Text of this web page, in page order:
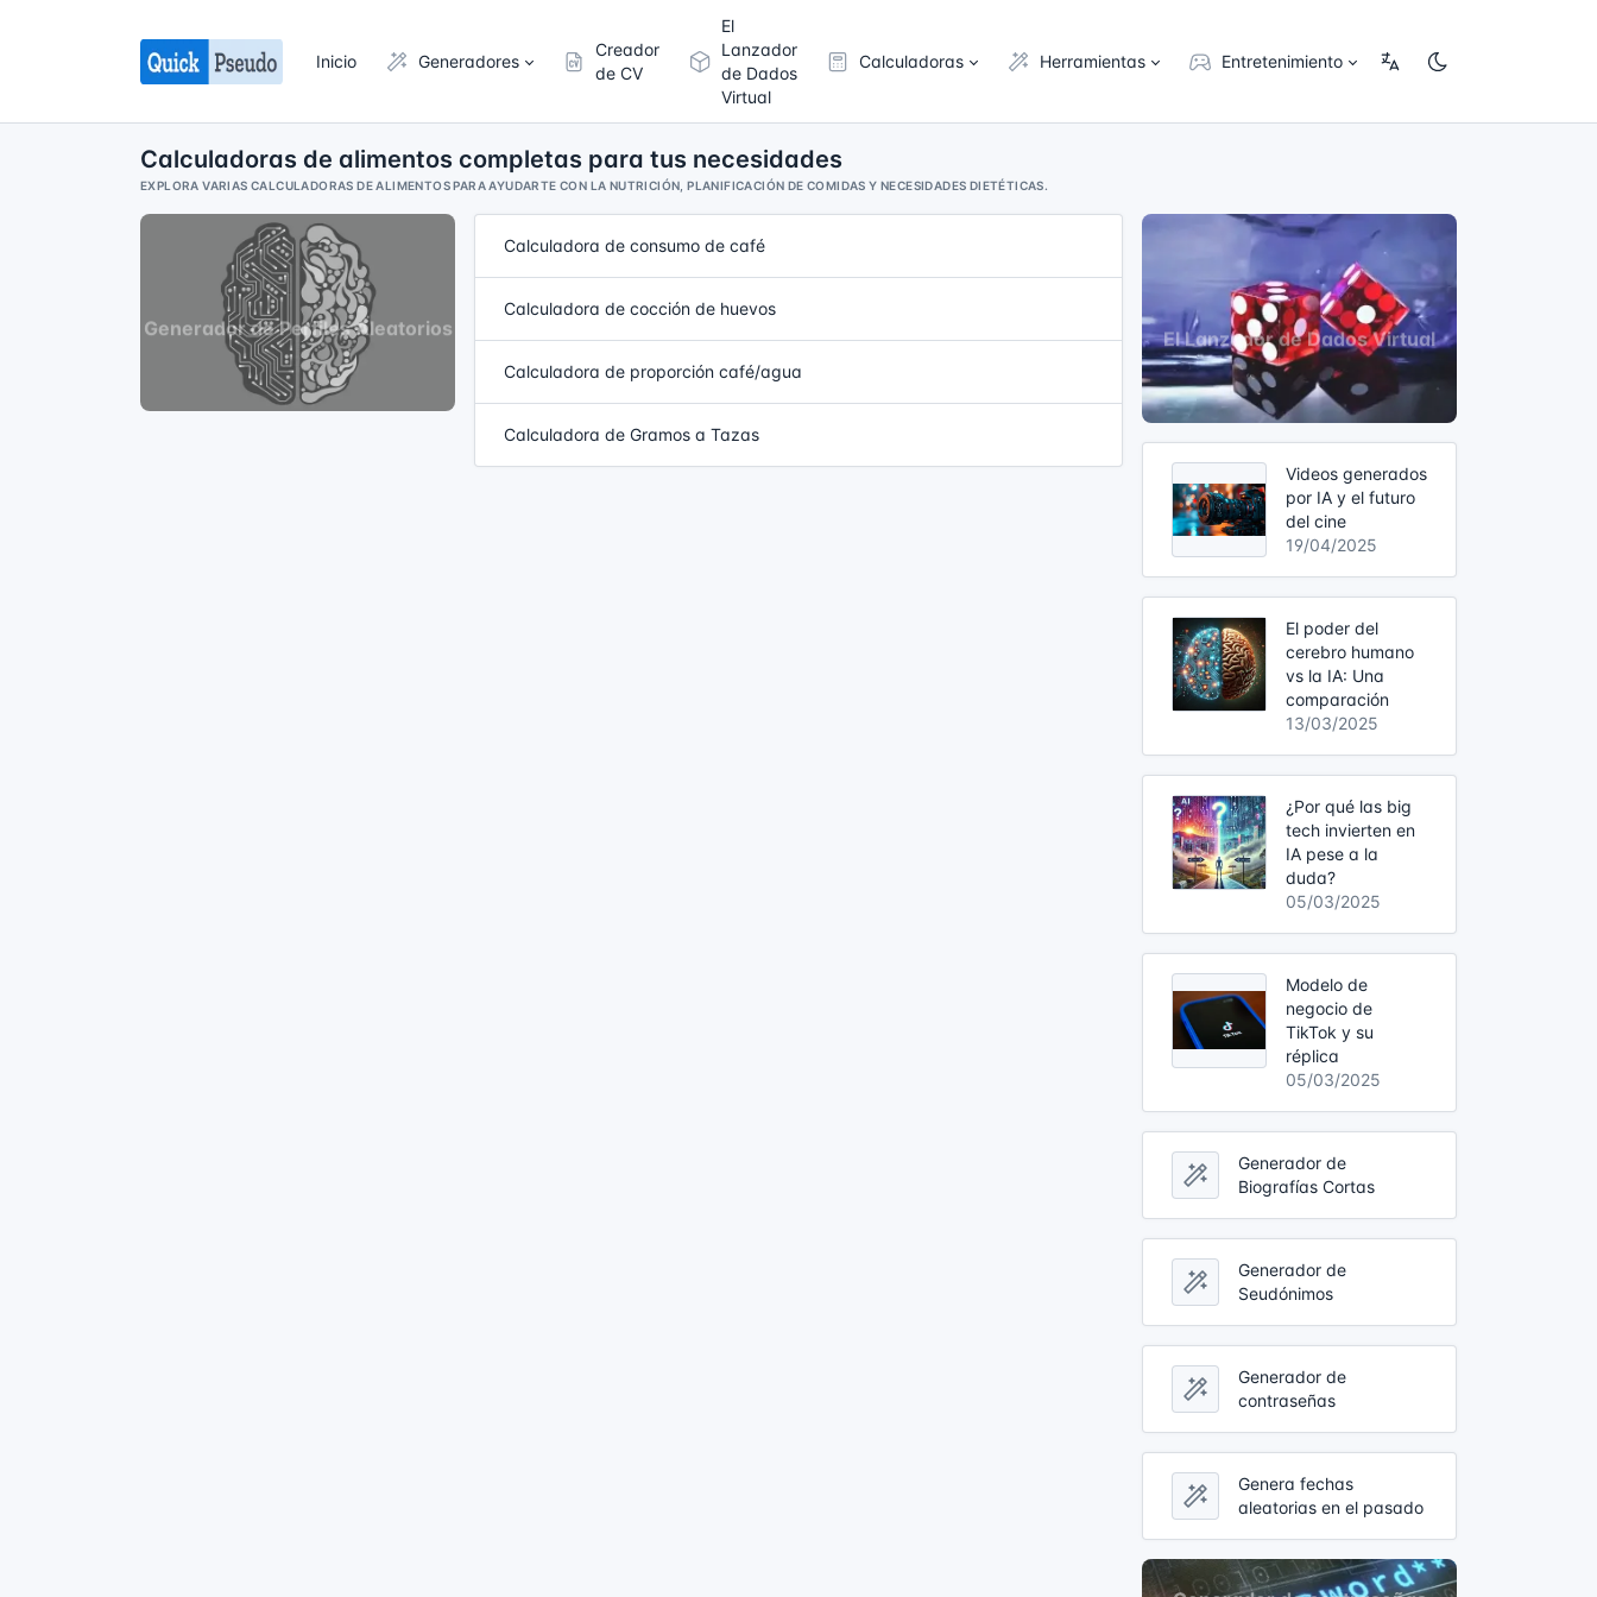
Inicio Generadores
Creador
de CV
El
Lanzador
de Dados
Virtual
Calculadoras Herramientas Entretenimiento
Calculadoras de alimentos completas para tus necesidades
EXPLORA VARIAS CALCULADORAS DE ALIMENTOS PARA AYUDARTE CON LA NUTRICIÓN, PLANIFICACIÓN DE COMIDAS Y NECESIDADES DIETÉTICAS.
Calculadora de consumo de café
Calculadora de cocción de huevos
Calculadora de proporción café/agua
Calculadora de Gramos a Tazas
Videos generados
por IA y el futuro
del cine
19/04/2025
El poder del
cerebro humano
vs la IA: Una
comparación
13/03/2025
¿Por qué las big
tech invierten en
IA pese a la
duda?
05/03/2025
Modelo de
negocio de
TikTok y su
réplica
05/03/2025
Generador de
Biografías Cortas
Generador de
Seudónimos
Generador de
contraseñas
Genera fechas
aleatorias en el pasado